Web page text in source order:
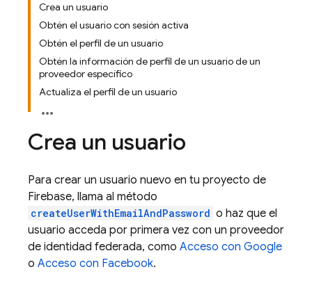
Crea un usuario
Obtén el usuario con sesión activa
Obtén el perfil de un usuario
Obtén la información de perfil de un usuario de un
proveedor específico
Actualiza el perfil de un usuario
Crea un usuario
Para crear un usuario nuevo en tu proyecto de
Firebase, llama al método
createUserWithEmailAndPassword o haz que el
usuario acceda por primera vez con un proveedor
de identidad federada, como Acceso con Google
o Acceso con Facebook.